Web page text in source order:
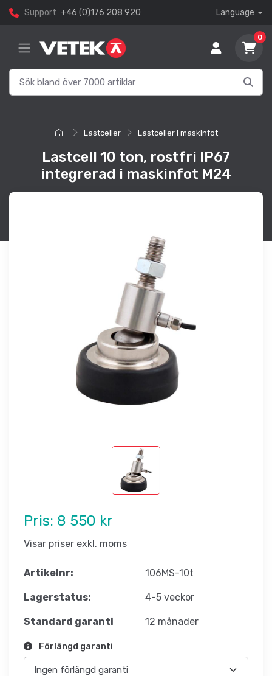
Support +46 (0)176 208 920 Language
0
Lastceller Lastceller i maskinfot
Lastcell 10 ton, rostfri IP67
integrerad i maskinfot M24
Pris: 8 550 kr
Visar priser exkl. moms
Artikelnr: 106MS-10t
Lagerstatus: 4-5 veckor
Standard garanti 12 månader
Förlängd garanti